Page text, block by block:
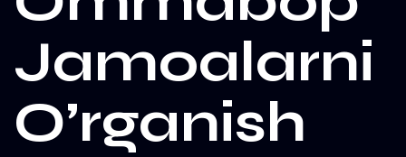
Jamoalarni
O’rganish